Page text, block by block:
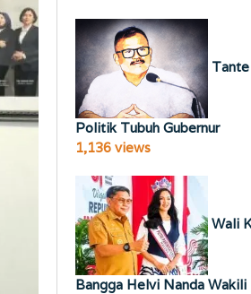
Politik Tubuh Gubernur
1,136 views
Wali
Bangga Helvi Nanda Wakili